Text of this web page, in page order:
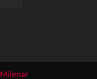
Milenar